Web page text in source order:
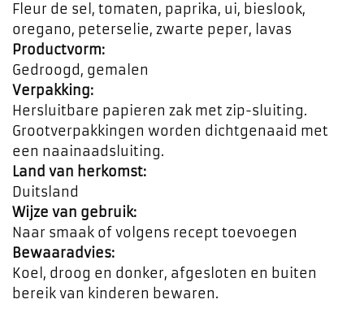
Fleur de sel, tomaten, paprika, ui, bieslook,
oregano, peterselie, zwarte peper, lavas
Productvorm:
Gedroogd, gemalen
Verpakking:
Hersluitbare papieren zak met zip-sluiting.
Grootverpakkingen worden dichtgenaaid met
een naainaadsluiting.
Land van herkomst:
Duitsland
Wijze van gebruik:
Naar smaak of volgens recept toevoegen
Bewaaradvies:
Koel, droog en donker, afgesloten en buiten
bereik van kinderen bewaren.